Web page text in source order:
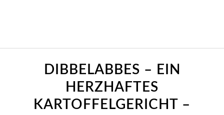
DIBBELABBES – EIN
HERZHAFTES
KARTOFFELGERICHT –